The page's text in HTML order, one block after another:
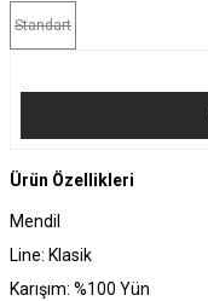
Standart
Ürün Özellikleri
Mendil
Line: Klasik
Karışım: %100 Yün